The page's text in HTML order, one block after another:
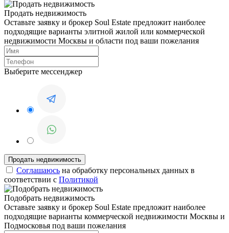
Продать недвижимость
Оставьте заявку и брокер Soul Estate предложит наиболее
подходящие варианты элитной жилой или коммерческой
недвижимости Москвы и области под ваши пожелания
Выберите мессенджер
Соглашаюсь на обработку персональных данных в
соответствии с Политикой
Подобрать недвижимость
Оставьте заявку и брокер Soul Estate предложит наиболее
подходящие варианты коммерческой недвижимости Москвы и
Подмосковья под ваши пожелания